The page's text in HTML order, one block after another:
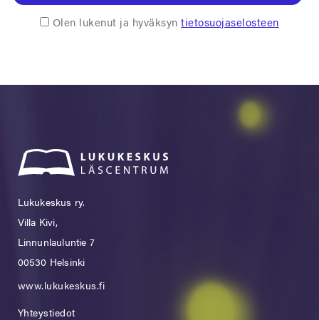
Olen lukenut ja hyväksyntietosuojaselosteen
Lukukeskus ry.
Villa Kivi,
Linnunlauluntie 7
00530 Helsinki
www.lukukeskus.fi
Yhteystiedot